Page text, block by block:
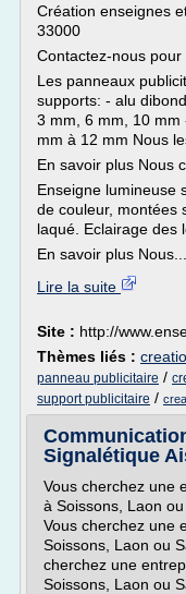
Création enseignes
33000
Contactez-nous
Les panneaux
supports: - alu
3 mm, 6 mm, 10 mm
mm à 12 mm Nous
En savoir plus Nous
Enseigne lumineuse
de couleur, montées
laqué. Eclairage des
En savoir plus Nous...
Lire la suite
Site : http://
Thèmes liés :
panneau publicitaire /
support publicitaire /
Signalétique
Vous cherchez une
à Soissons, Laon
Vous cherchez une
Soissons, Laon ou
cherchez une
Soissons, Laon ou